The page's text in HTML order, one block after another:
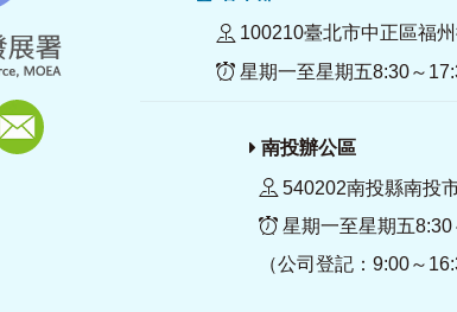
100210臺北市中正區福
星期一至星期五8:30～
南投辦公區
540202南投縣南投
星期一至星期五8:30
（公司登記：9:00～